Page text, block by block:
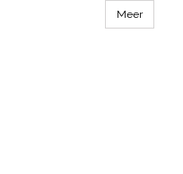
schuiven. De
Insect-O-Cutor
Meer